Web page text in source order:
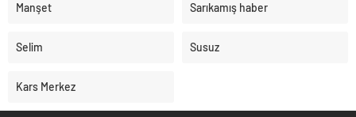
Manşet Sarıkamış haber
Selim Susuz
Kars Merkez